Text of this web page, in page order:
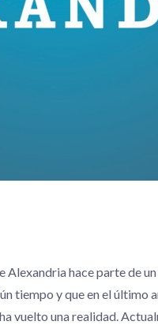
Alexandria hace parte de
tiempo y que en el último
vuelto una realidad.